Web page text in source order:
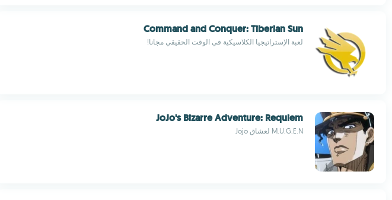
Command and Conquer: Tiberian Sun
لعبة الإستراتيجيا الكلاسيكية في الوقت الحقيقي مجانا!
JoJo's Bizarre Adventure: Requiem
M.U.G.E.N لعشاق Jojo